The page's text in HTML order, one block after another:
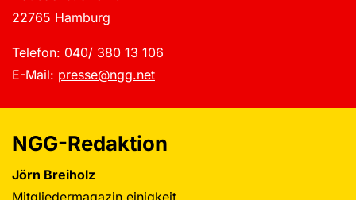
22765 Hamburg
Telefon: 040/ 380 13 106
E-Mail: presse@ngg.net
NGG-Redaktion
Jörn Breiholz
Mitgliedermagazin einigkeit